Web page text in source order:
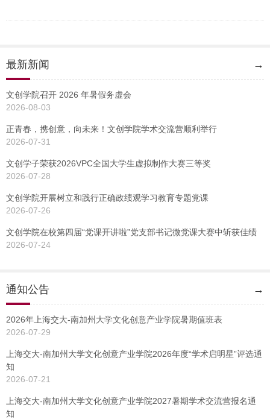
最新新闻 →
文创学院召开 2026 年暑假务虚会
2026-08-03
正青春，携创意，向未来！文创学院学术交流营顺利举行
2026-07-31
文创学子荣获2026VPC全国大学生虚拟制作大赛三等奖
2026-07-28
文创学院开展树立和践行正确政绩观学习教育专题党课
2026-07-26
文创学院在校第四届“党课开讲啦”党支部书记微党课大赛中斩获佳绩
2026-07-24
通知公告 →
2026年上海交大-南加州大学文化创意产业学院暑期值班表
2026-07-29
上海交大-南加州大学文化创意产业学院2026年度“学术启明星”评选通
知
2026-07-21
上海交大-南加州大学文化创意产业学院2027暑期学术交流营报名通
知